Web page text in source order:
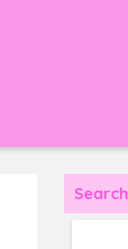
Search